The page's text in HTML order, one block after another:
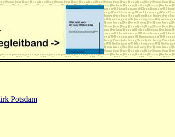
Potsdam